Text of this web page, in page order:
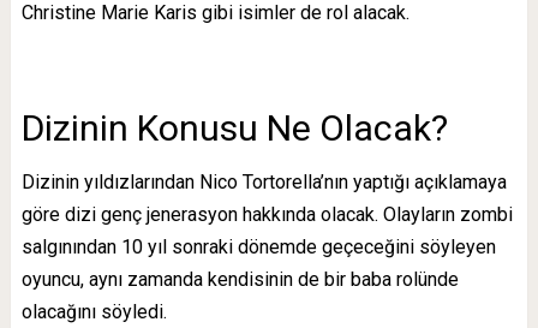
Christine Marie Karis gibi isimler de rol alacak.
Dizinin Konusu Ne Olacak?
Dizinin yıldızlarından Nico Tortorella’nın yaptığı açıklamaya
göre dizi genç jenerasyon hakkında olacak. Olayların zombi
salgınından 10 yıl sonraki dönemde geçeceğini söyleyen
oyuncu, aynı zamanda kendisinin de bir baba rolünde
olacağını söyledi.